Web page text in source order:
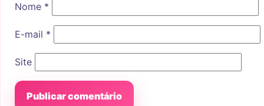
Nome *
E-mail *
Site